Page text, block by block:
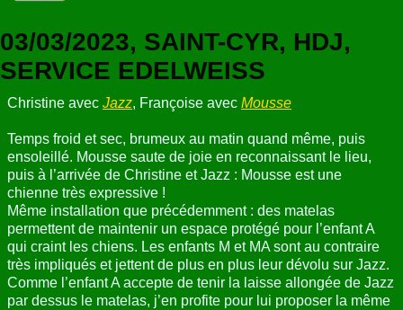
NOS VISITES
POUR DÉBUTER ▼
COMPRENDRE LE CHIEN ▼
VISUELS▼
ANNUAIRE
CONTACT
03/03/2023, SAINT-CYR, HDJ,
SERVICE EDELWEISS
Christine avec Jazz, Françoise avec Mousse
Temps froid et sec, brumeux au matin quand même, puis
ensoleillé. Mousse saute de joie en reconnaissant le lieu,
puis à l’arrivée de Christine et Jazz : Mousse est une
chienne très expressive !
Même installation que précédemment : des matelas
permettent de maintenir un espace protégé pour l’enfant A
qui craint les chiens. Les enfants M et MA sont au contraire
très impliqués et jettent de plus en plus leur dévolu sur Jazz.
Comme l’enfant A accepte de tenir la laisse allongée de Jazz
par dessus le matelas, j’en profite pour lui proposer la même